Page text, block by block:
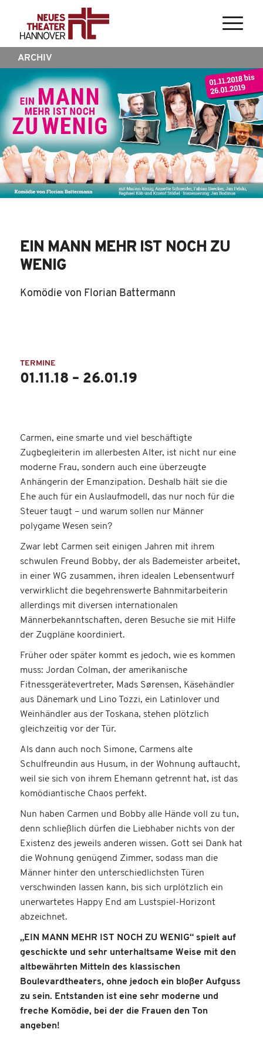
ARCHIV
EIN MANN MEHR IST NOCH ZU
WENIG
Komödie von Florian Battermann
TERMINE
01.11.18 – 26.01.19
Carmen, eine smarte und viel beschäftigte
Zugbegleiterin im allerbesten Alter, ist nicht nur eine
moderne Frau, sondern auch eine überzeugte
Anhängerin der Emanzipation. Deshalb hält sie die
Ehe auch für ein Auslaufmodell, das nur noch für die
Steuer taugt – und warum sollen nur Männer
polygame Wesen sein?
Zwar lebt Carmen seit einigen Jahren mit ihrem
schwulen Freund Bobby, der als Bademeister arbeitet,
in einer WG zusammen, ihren idealen Lebensentwurf
verwirklicht die begehrenswerte Bahnmitarbeiterin
allerdings mit diversen internationalen
Männerbekanntschaften, deren Besuche sie mit Hilfe
der Zugpläne koordiniert.
Früher oder später kommt es jedoch, wie es kommen
muss: Jordan Colman, der amerikanische
Fitnessgerätevertreter, Mads Sørensen, Käsehändler
aus Dänemark und Lino Tozzi, ein Latinlover und
Weinhändler aus der Toskana, stehen plötzlich
gleichzeitig vor der Tür.
Als dann auch noch Simone, Carmens alte
Schulfreundin aus Husum, in der Wohnung auftaucht,
weil sie sich von ihrem Ehemann getrennt hat, ist das
komödiantische Chaos perfekt.
Nun haben Carmen und Bobby alle Hände voll zu tun,
denn schließlich dürfen die Liebhaber nichts von der
Existenz des jeweils anderen wissen. Gott sei Dank hat
die Wohnung genügend Zimmer, sodass man die
Männer hinter den unterschiedlichsten Türen
verschwinden lassen kann, bis sich urplötzlich ein
unerwartetes Happy End am Lustspiel-Horizont
abzeichnet.
„EIN MANN MEHR IST NOCH ZU WENIG“ spielt auf
geschickte und sehr unterhaltsame Weise mit den
altbewährten Mitteln des klassischen
Boulevardtheaters, ohne jedoch ein bloßer Aufguss
zu sein. Entstanden ist eine sehr moderne und
freche Komödie, bei der die Frauen den Ton
angeben!